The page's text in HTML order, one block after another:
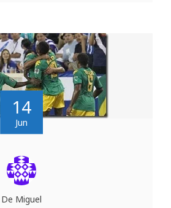
14
Jun
De Miguel